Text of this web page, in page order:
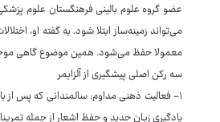
عضو گروه علوم بالینی فرهنگستان علوم پزشکی
می‌تواند زمینه‌ساز ابتلا شود. به گفته او،
معمولا حفظ می‌شود. همین موضوع گاهی
سه رکن اصلی پیشگیری از آلزایمر
۱- فعالیت ذهنی مداوم: سالمندانی که پس